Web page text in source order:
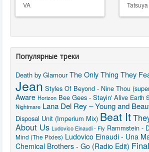
VA
Популярные треки
Death by Glamour The Only Thing They
Jean Styles Of Beyond - Nine Thou
Aware Horizon Bee Gees - Stayin' Alive Earth
Nightmare Lana Del Rey – Young and
Disposal Unit (Imperium Mix) Beat It
About Us Ludovico Einaudi - Fly Rammstein -
Mind (The Pixies) Ludovico Einaudi - Una
Chemical Brothers - Go (Radio Edit)